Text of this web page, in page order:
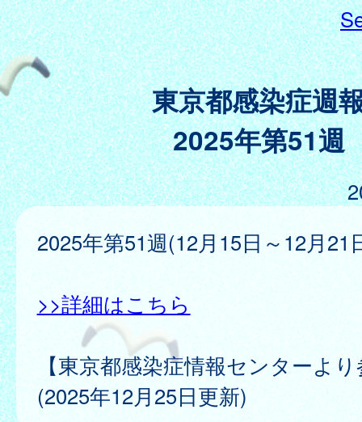
東京都感染症週
2025年第51週
2025年第51週(12月15日～12月21
>>詳細はこちら
【東京都感染症情報センターよ
(2025年12月25日更新)